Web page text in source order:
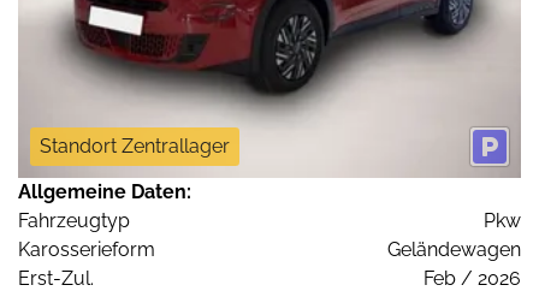
Standort Zentrallager
Allgemeine Daten:
Fahrzeugtyp
Pkw
Karosserieform
Geländewagen
Erst-Zul.
Feb / 2026